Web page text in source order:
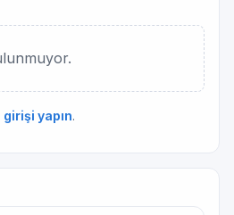
girişi yapın.